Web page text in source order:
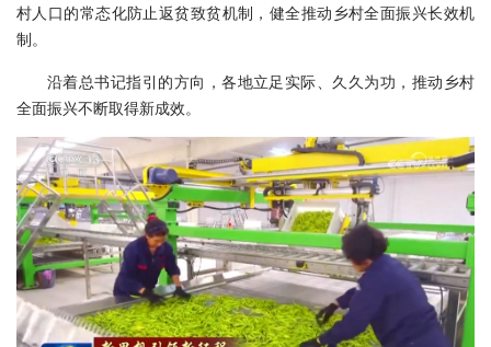
村人口的常态化防止返贫致贫机制，健全推动乡村全面振兴长效机
制。
沿着总书记指引的方向，各地立足实际、久久为功，推动乡村
全面振兴不断取得新成效。